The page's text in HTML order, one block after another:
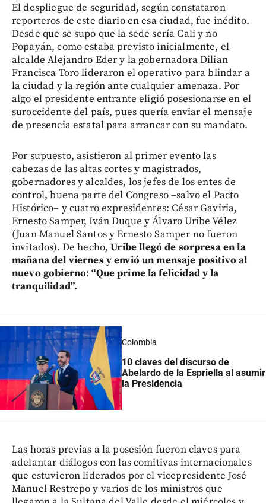
El despliegue de seguridad, según constataron
reporteros de este diario en esa ciudad, fue inédito.
Desde que se supo que la sede sería Cali y no
Popayán, como estaba previsto inicialmente, el
alcalde Alejandro Eder y la gobernadora Dilian
Francisca Toro lideraron el operativo para blindar a
la ciudad y la región ante cualquier amenaza. Por
algo el presidente entrante eligió posesionarse en el
suroccidente del país, pues quería enviar el mensaje
de presencia estatal para arrancar con su mandato.
Por supuesto, asistieron al primer evento las
cabezas de las altas cortes y magistrados,
gobernadores y alcaldes, los jefes de los entes de
control, buena parte del Congreso –salvo el Pacto
Histórico– y cuatro expresidentes: César Gaviria,
Ernesto Samper, Iván Duque y Álvaro Uribe Vélez
(Juan Manuel Santos y Ernesto Samper no fueron
invitados). De hecho,Uribe llegó de sorpresa en la
mañana del viernes y envió un mensaje positivo al
nuevo gobierno: “Que prime la felicidad y la
tranquilidad”.
Colombia
10 claves del discurso de
Abelardo de la Espriella al asumir
la Presidencia
Las horas previas a la posesión fueron claves para
adelantar diálogos con las comitivas internacionales
que estuvieron liderados por el vicepresidente José
Manuel Restrepo y varios de los ministros que